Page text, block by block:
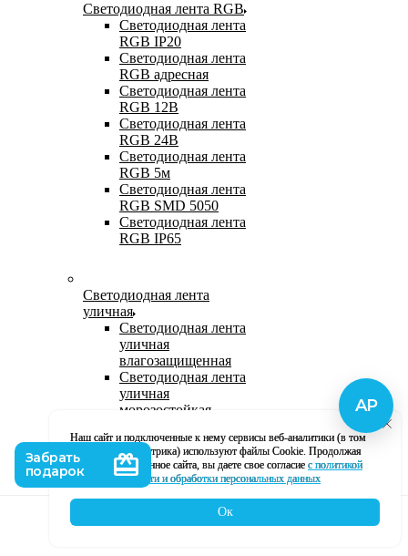
Светодиодная лента RGB
Светодиодная лента
RGB IP20
Светодиодная лента
RGB адресная
Светодиодная лента
RGB 12В
Светодиодная лента
RGB 24В
Светодиодная лента
RGB 5м
Светодиодная лента
RGB SMD 5050
Светодиодная лента
RGB IP65
Светодиодная лента
уличная
Светодиодная лента
уличная
влагозащищенная
Светодиодная лента
уличная
морозостойкая
светодиодная лента
220В
Светодиодная лента
уличная в силиконе
Наш сайт и подключенные к нему сервисы веб-аналитики (в том
числе, Яндекс Метрика) используют файлы Cookie. Продолжая
использование данное сайта, вы даете свое согласие с политикой
кофиденциальности и обработки персональных данных
Ок